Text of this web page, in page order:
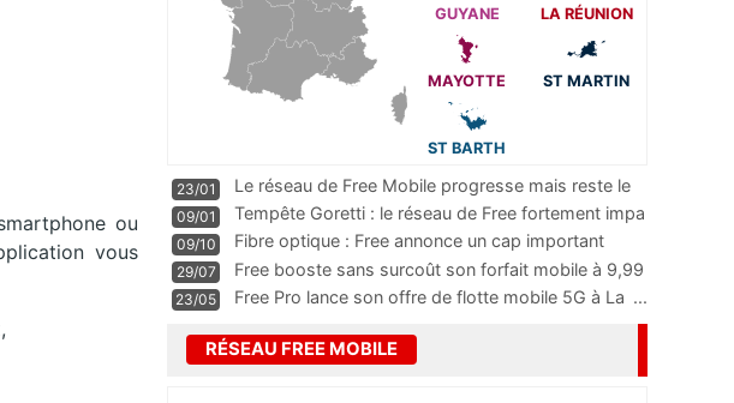
ou
vous
GUYANE LA RÉUNION
MAYOTTE ST MARTIN
ST BARTH
23/01
Le réseau de Free Mobile progresse mais reste le
m
...
09/01
Tempête Goretti : le réseau de Free fortement impa
09/10
Fibre optique : Free annonce un cap important
pass
...
29/07
Free booste sans surcoût son forfait mobile à 9,99
23/05 Free Pro lance son offre de flotte mobile 5G à La ...
RÉSEAU FREE MOBILE